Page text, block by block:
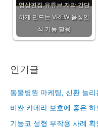
영상편집 유튜브 자막 간단
하게 만드는 VREW 음성인
식 기능 활용
인기글
동물병원 마케팅, 신환 늘
비싼 카메라 보호에 좋은
기능코 성형 부작용 사례 확